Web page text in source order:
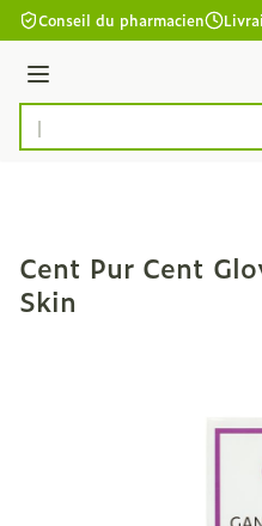
Aller au contenu
Conseil du pharmacien
Menu
Rechercher
Cent Pur Cent
Skin